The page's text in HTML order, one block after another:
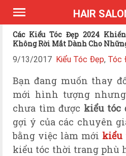
*Expires Headers
HAIR
Các Kiểu Tóc Đẹp 2024
Không Rời Mắt Dành Cho
9/13/2017 Kiểu Tóc Đẹp, Tóc
Bạn đang muốn thay
mới hình tượng
chưa tìm được kiểu tóc
gợi ý của các chuyên
bằng việc làm mới kiểu
kiểu tóc thời trang phù